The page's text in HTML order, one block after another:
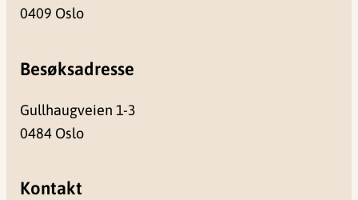
0409 Oslo
Besøksadresse
Gullhaugveien 1-3
0484 Oslo
Kontakt